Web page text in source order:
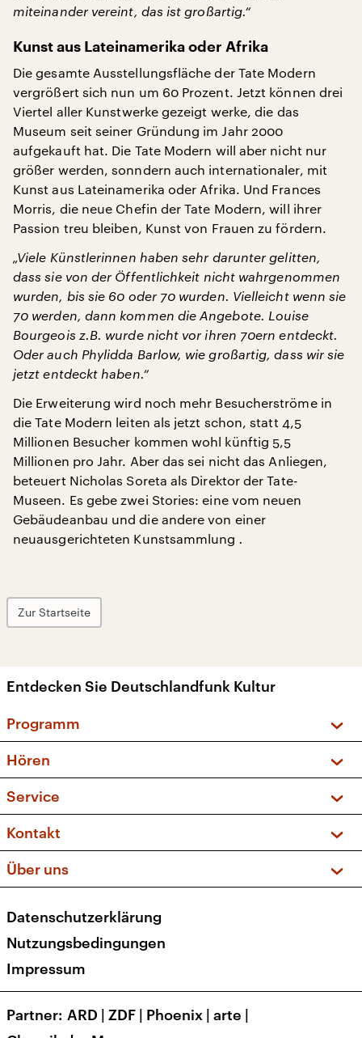
miteinander vereint, das ist großartig.“
Kunst aus Lateinamerika oder Afrika
Die gesamte Ausstellungsfläche der Tate Modern
vergrößert sich nun um 60 Prozent. Jetzt können drei
Viertel aller Kunstwerke gezeigt werke, die das
Museum seit seiner Gründung im Jahr 2000
aufgekauft hat. Die Tate Modern will aber nicht nur
größer werden, sonndern auch internationaler, mit
Kunst aus Lateinamerika oder Afrika. Und Frances
Morris, die neue Chefin der Tate Modern, will ihrer
Passion treu bleiben, Kunst von Frauen zu fördern.
„Viele Künstlerinnen haben sehr darunter gelitten,
dass sie von der Öffentlichkeit nicht wahrgenommen
wurden, bis sie 60 oder 70 wurden. Vielleicht wenn sie
70 werden, dann kommen die Angebote. Louise
Bourgeois z.B. wurde nicht vor ihren 70ern entdeckt.
Oder auch Phylidda Barlow, wie großartig, dass wir sie
jetzt entdeckt haben.“
Die Erweiterung wird noch mehr Besucherströme in
die Tate Modern leiten als jetzt schon, statt 4,5
Millionen Besucher kommen wohl künftig 5,5
Millionen pro Jahr. Aber das sei nicht das Anliegen,
beteuert Nicholas Soreta als Direktor der Tate-
Museen. Es gebe zwei Stories: eine vom neuen
Gebäudeanbau und die andere von einer
neuausgerichteten Kunstsammlung .
Zur Startseite
Entdecken Sie Deutschlandfunk Kultur
Programm
Sendungen und Podcasts
Musikliste
Kakadu – Das Kinderprogramm
Hören
Frequenzen (UKW + DAB+)
Service
FAQ
Apps
Newsletter
Veranstaltungen
Kontakt
Social Media
Über uns
Presse
Karriere
Transparenz
Datenschutzerklärung
Nutzungsbedingungen
Impressum
Partner ARD | ZDF | Phoenix | arte |